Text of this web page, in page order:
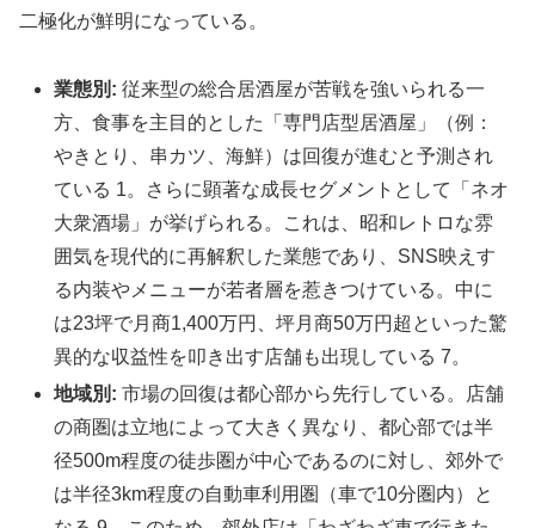
二極化が鮮明になっている。
業態別: 従来型の総合居酒屋が苦戦を強いられる一
方、食事を主目的とした「専門店型居酒屋」（例：
やきとり、串カツ、海鮮）は回復が進むと予測され
ている 1。さらに顕著な成長セグメントとして「ネオ
大衆酒場」が挙げられる。これは、昭和レトロな雰
囲気を現代的に再解釈した業態であり、SNS映えす
る内装やメニューが若者層を惹きつけている。中に
は23坪で月商1,400万円、坪月商50万円超といった驚
異的な収益性を叩き出す店舗も出現している 7。
地域別: 市場の回復は都心部から先行している。店舗
の商圏は立地によって大きく異なり、都心部では半
径500m程度の徒歩圏が中心であるのに対し、郊外で
は半径3km程度の自動車利用圏（車で10分圏内）と